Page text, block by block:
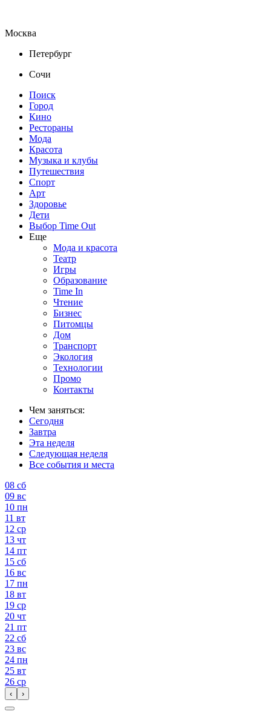
Москва
Петербург
Сочи
Поиск
Город
Кино
Рестораны
Мода
Красота
Музыка и клубы
Путешествия
Спорт
Арт
Здоровье
Дети
Выбор Time Out
Еще
Мода и красота
Театр
Игры
Образование
Time In
Чтение
Бизнес
Питомцы
Дом
Транспорт
Экология
Технологии
Промо
Контакты
Чем заняться:
Сегодня
Завтра
Эта неделя
Следующая неделя
Все события и места
08 сб
09 вс
10 пн
11 вт
12 ср
13 чт
14 пт
15 сб
16 вс
17 пн
18 вт
19 ср
20 чт
21 пт
22 сб
23 вс
24 пн
25 вт
26 ср
‹ ›